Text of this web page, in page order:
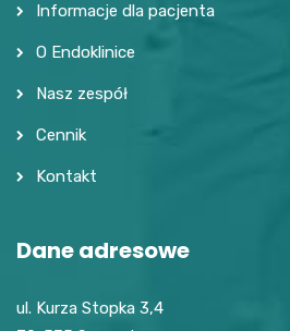
Informacje dla pacjenta
O Endoklinice
Nasz zespół
Cennik
Kontakt
Dane adresowe
ul. Kurza Stopka 3,4